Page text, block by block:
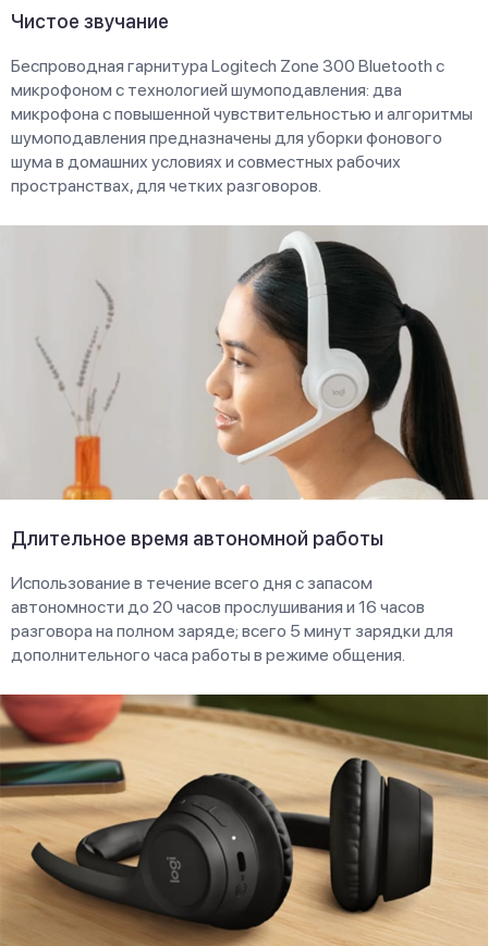
Чистое звучание
Беспроводная гарнитура Logitech Zone 300 Bluetooth с
микрофоном с технологией шумоподавления: два
микрофона с повышенной чувствительностью и алгоритмы
шумоподавления предназначены для уборки фонового
шума в домашних условиях и совместных рабочих
пространствах, для четких разговоров.
Длительное время автономной работы
Использование в течение всего дня с запасом
автономности до 20 часов прослушивания и 16 часов
разговора на полном заряде; всего 5 минут зарядки для
дополнительного часа работы в режиме общения.